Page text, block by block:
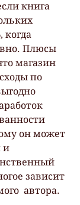
книга
когда
Плюсы
магазин
по
он может
и
зависит
автора.